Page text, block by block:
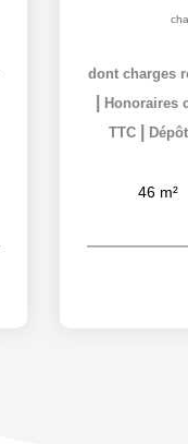
dont charges
Honoraires
TTC
46 m²